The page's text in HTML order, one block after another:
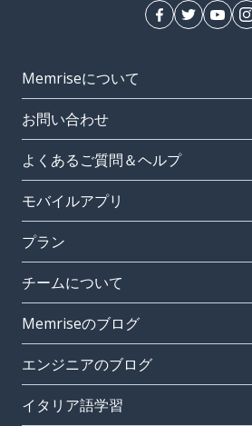
Memriseについて
お問い合わせ
よくあるご質問＆ヘルプ
モバイルアプリ
プラン
チームについて
Memriseのブログ
エンジニアのブログ
イタリア語学習